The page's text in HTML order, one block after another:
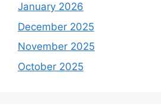
January 2026
December 2025
November 2025
October 2025